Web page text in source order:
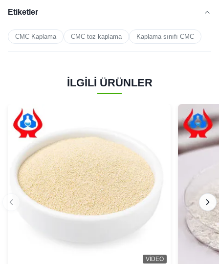
Etiketler
CMC Kaplama CMC toz kaplama Kaplama sınıfı CMC
İLGİLİ ÜRÜNLER
VIDEO